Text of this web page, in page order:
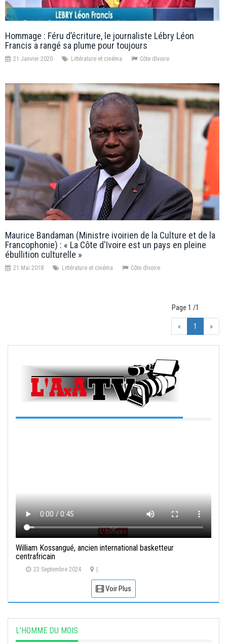
Hommage : Féru d’écriture, le journaliste Lébry Léon
Francis a rangé sa plume pour toujours
21 Janvier 2020 Littérature et cinéma Côte dIvoire
Maurice Bandaman (Ministre ivoirien de la Culture et de la
Francophonie) : « La Côte d'Ivoire est un pays en pleine
ébullition culturelle »
21 Mai 2018 Littérature et cinéma Côte dIvoire
Page 1 /1
« 1 »
William Kossangué, ancien international basketteur
centrafricain
23 Septembre 2024 |
Voir Plus
L'HOMME DU MOIS